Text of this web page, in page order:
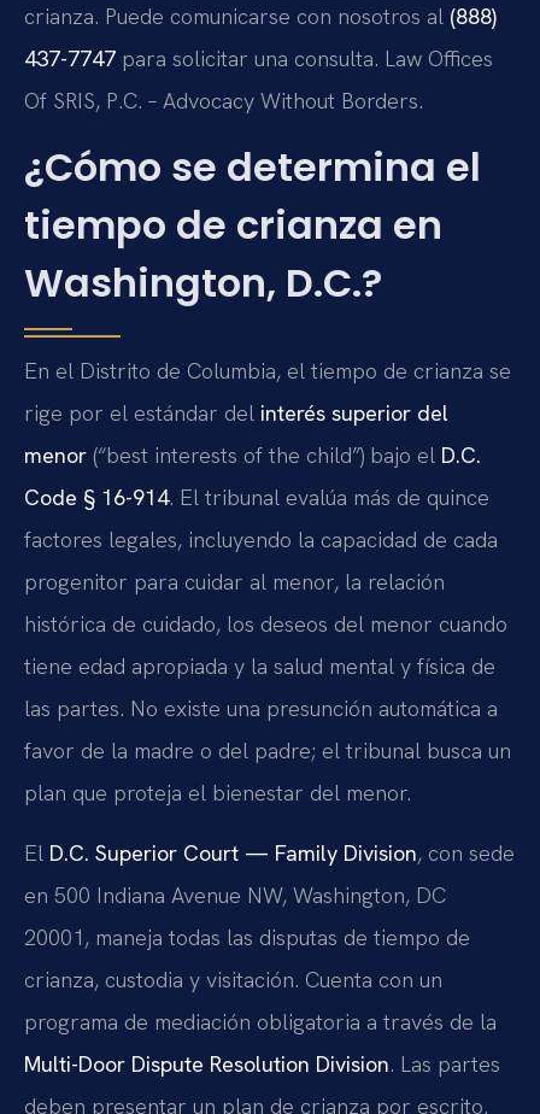
crianza. Puede comunicarse con nosotros al (888)
437-7747 para solicitar una consulta. Law Offices
Of SRIS, P.C. – Advocacy Without Borders.
¿Cómo se determina el
tiempo de crianza en
Washington, D.C.?
En el Distrito de Columbia, el tiempo de crianza se
rige por el estándar del interés superior del
menor (“best interests of the child”) bajo el D.C.
Code § 16-914. El tribunal evalúa más de quince
factores legales, incluyendo la capacidad de cada
progenitor para cuidar al menor, la relación
histórica de cuidado, los deseos del menor cuando
tiene edad apropiada y la salud mental y física de
las partes. No existe una presunción automática a
favor de la madre o del padre; el tribunal busca un
plan que proteja el bienestar del menor.
El D.C. Superior Court — Family Division, con sede
en 500 Indiana Avenue NW, Washington, DC
20001, maneja todas las disputas de tiempo de
crianza, custodia y visitación. Cuenta con un
programa de mediación obligatoria a través de la
Multi-Door Dispute Resolution Division. Las partes
deben presentar un plan de crianza por escrito.